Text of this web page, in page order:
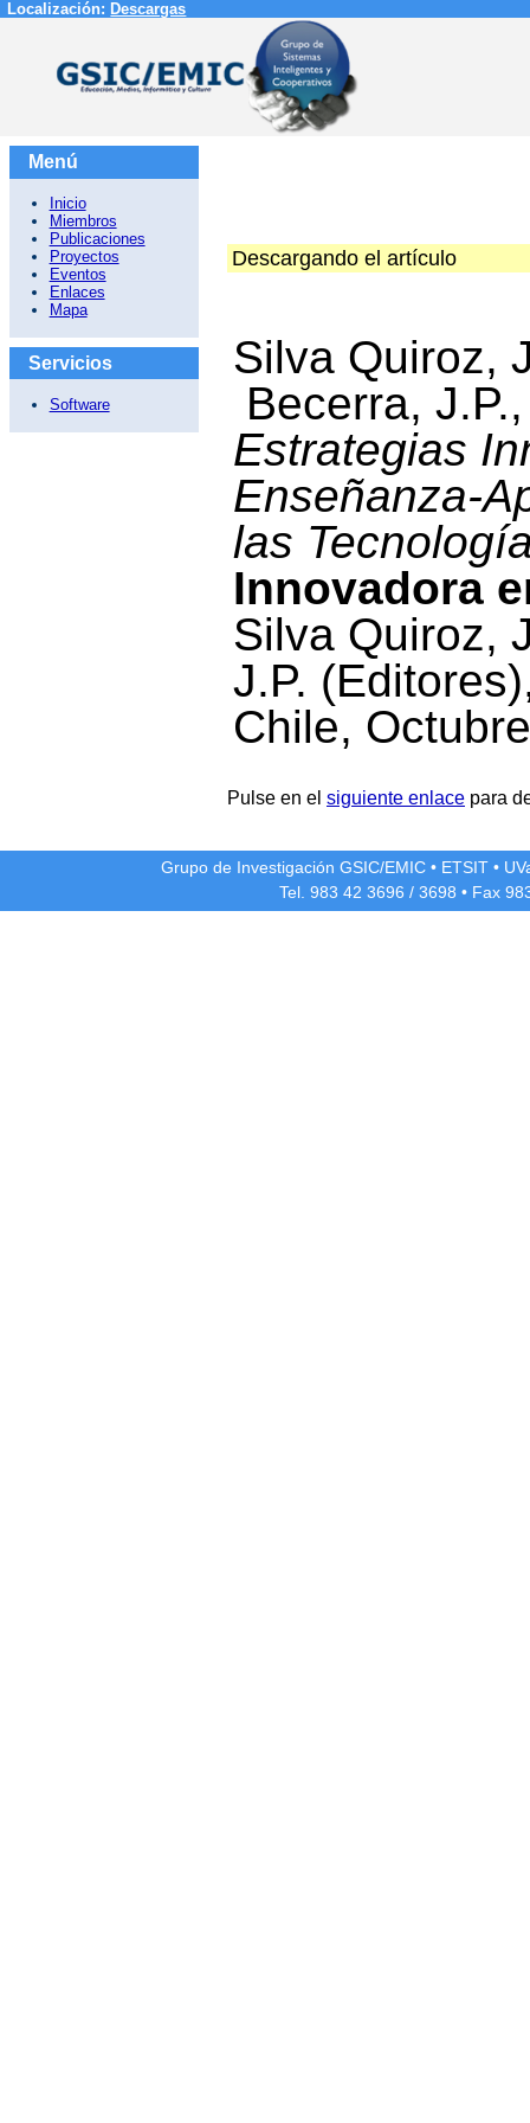
Localización: Descargas
Menú
Inicio
Miembros
Publicaciones
Proyectos
Eventos
Enlaces
Mapa
Servicios
Software
Descargando el artículo
Silva
Becerra,
Estrategias
Enseñanza-
las
Innovadora
Silva Quiroz,
J.P.
Chile,
Pulse en el siguiente enlace para
Grupo de Investigación GSIC/EMIC • ETSIT •
Tel. 983 42 3696 / 3698 • Fax